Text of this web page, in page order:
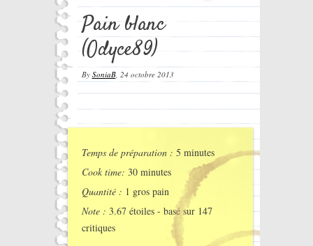
Pain blanc
(Odyce89)
By SoniaB, 24 octobre 2013
Temps de préparation : 5 minutes
Cook time: 30 minutes
Quantité : 1 gros pain
Note : 3.67étoiles - basé sur 147
critiques